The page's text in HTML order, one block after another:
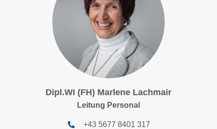
Dipl.WI (FH) Marlene Lachmair
Leitung Personal
+43 5677 8401 317